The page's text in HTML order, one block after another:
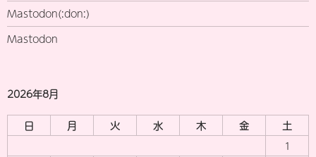
Mastodon(:don:)
Mastodon
2026年8月
日 月 火 水 木 金
土
1